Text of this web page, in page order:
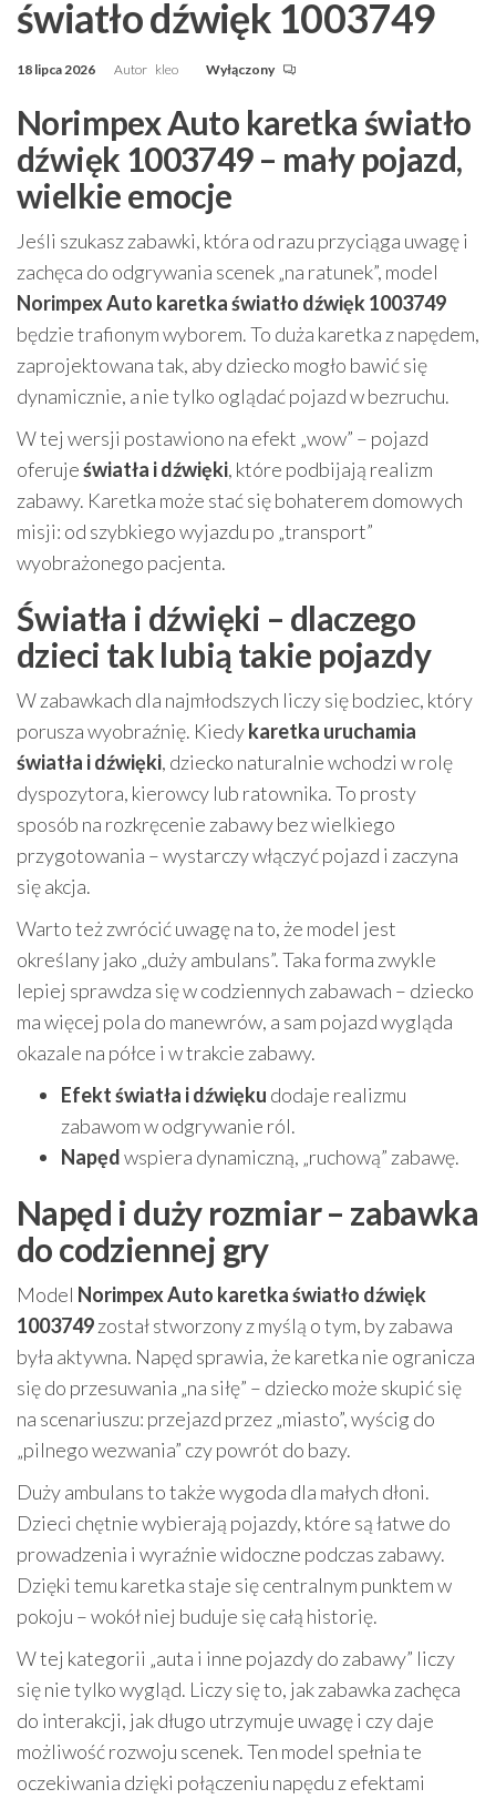
światło dźwięk 1003749
18 lipca 2026 Autor kleo Wyłączony
Norimpex Auto karetka światło
dźwięk 1003749 – mały pojazd,
wielkie emocje
Jeśli szukasz zabawki, która od razu przyciąga uwagę i
zachęca do odgrywania scenek „na ratunek”, model
Norimpex Auto karetka światło dźwięk 1003749
będzie trafionym wyborem. To duża karetka z napędem,
zaprojektowana tak, aby dziecko mogło bawić się
dynamicznie, a nie tylko oglądać pojazd w bezruchu.
W tej wersji postawiono na efekt „wow” – pojazd
oferujeświatła i dźwięki, które podbijają realizm
zabawy. Karetka może stać się bohaterem domowych
misji: od szybkiego wyjazdu po „transport”
wyobrażonego pacjenta.
Światła i dźwięki – dlaczego
dzieci tak lubią takie pojazdy
W zabawkach dla najmłodszych liczy się bodziec, który
porusza wyobraźnię. Kiedykaretka uruchamia
światła i dźwięki, dziecko naturalnie wchodzi w rolę
dyspozytora, kierowcy lub ratownika. To prosty
sposób na rozkręcenie zabawy bez wielkiego
przygotowania – wystarczy włączyć pojazd i zaczyna
się akcja.
Warto też zwrócić uwagę na to, że model jest
określany jako „duży ambulans”. Taka forma zwykle
lepiej sprawdza się w codziennych zabawach – dziecko
ma więcej pola do manewrów, a sam pojazd wygląda
okazale na półce i w trakcie zabawy.
Efekt światła i dźwięku dodaje realizmu
zabawom w odgrywanie ról.
Napędwspiera dynamiczną, „ruchową” zabawę.
Napęd i duży rozmiar – zabawka
do codziennej gry
Model Norimpex Auto karetka światło dźwięk
1003749został stworzony z myślą o tym, by zabawa
była aktywna. Napęd sprawia, że karetka nie ogranicza
się do przesuwania „na siłę” – dziecko może skupić się
na scenariuszu: przejazd przez „miasto”, wyścig do
„pilnego wezwania” czy powrót do bazy.
Duży ambulans to także wygoda dla małych dłoni.
Dzieci chętnie wybierają pojazdy, które są łatwe do
prowadzenia i wyraźnie widoczne podczas zabawy.
Dzięki temu karetka staje się centralnym punktem w
pokoju – wokół niej buduje się całą historię.
W tej kategorii „auta i inne pojazdy do zabawy” liczy
się nie tylko wygląd. Liczy się to, jak zabawka zachęca
do interakcji, jak długo utrzymuje uwagę i czy daje
możliwość rozwoju scenek. Ten model spełnia te
oczekiwania dzięki połączeniu napędu z efektami